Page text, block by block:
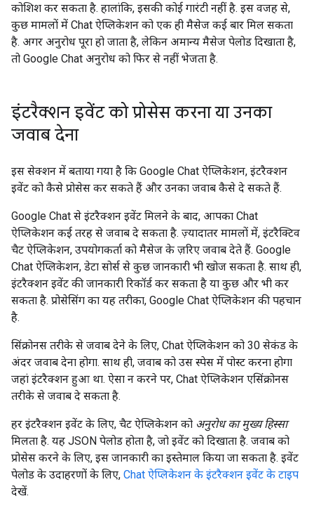
कोशिश कर सकता है. हालांकि, इसकी कोई गारंटी नहीं है. इस वजह से,
कुछ मामलों में Chat ऐप्लिकेशन को एक ही मैसेज कई बार मिल सकता
है. अगर अनुरोध पूरा हो जाता है, लेकिन अमान्य मैसेज पेलोड दिखाता है,
तो Google Chat अनुरोध को फिर से नहीं भेजता है.
इंटरैक्शन इवेंट को प्रोसेस करना या उनका
जवाब देना
इस सेक्शन में बताया गया है कि Google Chat ऐप्लिकेशन, इंटरैक्शन
इवेंट को कैसे प्रोसेस कर सकते हैं और उनका जवाब कैसे दे सकते हैं.
Google Chat से इंटरैक्शन इवेंट मिलने के बाद, आपका Chat
ऐप्लिकेशन कई तरह से जवाब दे सकता है. ज़्यादातर मामलों में, इंटरैक्टिव
चैट ऐप्लिकेशन, उपयोगकर्ता को मैसेज के ज़रिए जवाब देते हैं. Google
Chat ऐप्लिकेशन, डेटा सोर्स से कुछ जानकारी भी खोज सकता है. साथ ही,
इंटरैक्शन इवेंट की जानकारी रिकॉर्ड कर सकता है या कुछ और भी कर
सकता है. प्रोसेसिंग का यह तरीका, Google Chat ऐप्लिकेशन की पहचान
है.
सिंक्रोनस तरीके से जवाब देने के लिए, Chat ऐप्लिकेशन को 30 सेकंड के
अंदर जवाब देना होगा. साथ ही, जवाब को उस स्पेस में पोस्ट करना होगा
जहां इंटरैक्शन हुआ था. ऐसा न करने पर, Chat ऐप्लिकेशन एसिंक्रोनस
तरीके से जवाब दे सकता है.
हर इंटरैक्शन इवेंट के लिए, चैट ऐप्लिकेशन को अनुरोध का मुख्य हिस्सा
मिलता है. यह JSON पेलोड होता है, जो इवेंट को दिखाता है. जवाब को
प्रोसेस करने के लिए, इस जानकारी का इस्तेमाल किया जा सकता है. इवेंट
पेलोड के उदाहरणों के लिए, Chat ऐप्लिकेशन के इंटरैक्शन इवेंट के टाइप
देखें.